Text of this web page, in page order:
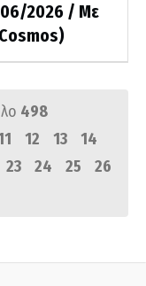
2026 / Με
498
12 13
14
23 24 25
26